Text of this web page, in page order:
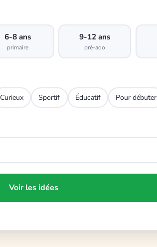
6-8 ans
primaire
9-12 ans
pré-ado
Curieux Sportif Éducatif Pour débuter
Voir les idées